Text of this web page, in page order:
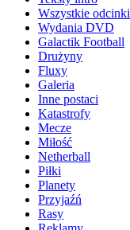
Wszystkie odcinki
Wydania DVD
Galactik Football
Drużyny
Fluxy
Galeria
Inne postaci
Katastrofy
Mecze
Miłość
Netherball
Piłki
Planety
Przyjaźń
Rasy